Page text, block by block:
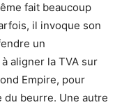
fait beaucoup
il invoque son
un
aligner la TVA sur
Empire, pour
du beurre. Une autre